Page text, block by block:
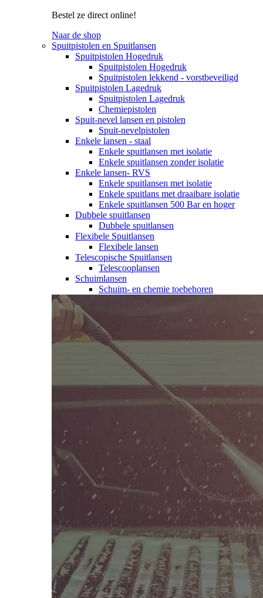
Bestel ze direct online!
Naar de shop
Spuitpistolen en Spuitlansen
Spuitpistolen Hogedruk
Spuitpistolen Hogedruk
Spuitpistolen lekkend - vorstbeveiligd
Spuitpistolen Lagedruk
Spuitpistolen Lagedruk
Chemiepistolen
Spuit-nevel lansen en pistolen
Spuit-nevelpistolen
Enkele lansen - staal
Enkele spuitlansen met isolatie
Enkele spuitlansen zonder isolatie
Enkele lansen- RVS
Enkele spuitlansen met isolatie
Enkele spuitlans met draaibare isolatie
Enkele spuitlansen 500 Bar en hoger
Dubbele spuitlansen
Dubbele spuitlansen
Flexibele Spuitlansen
Flexibele lansen
Telescopische Spuitlansen
Telescooplansen
Schuimlansen
Schuim- en chemie toebehoren